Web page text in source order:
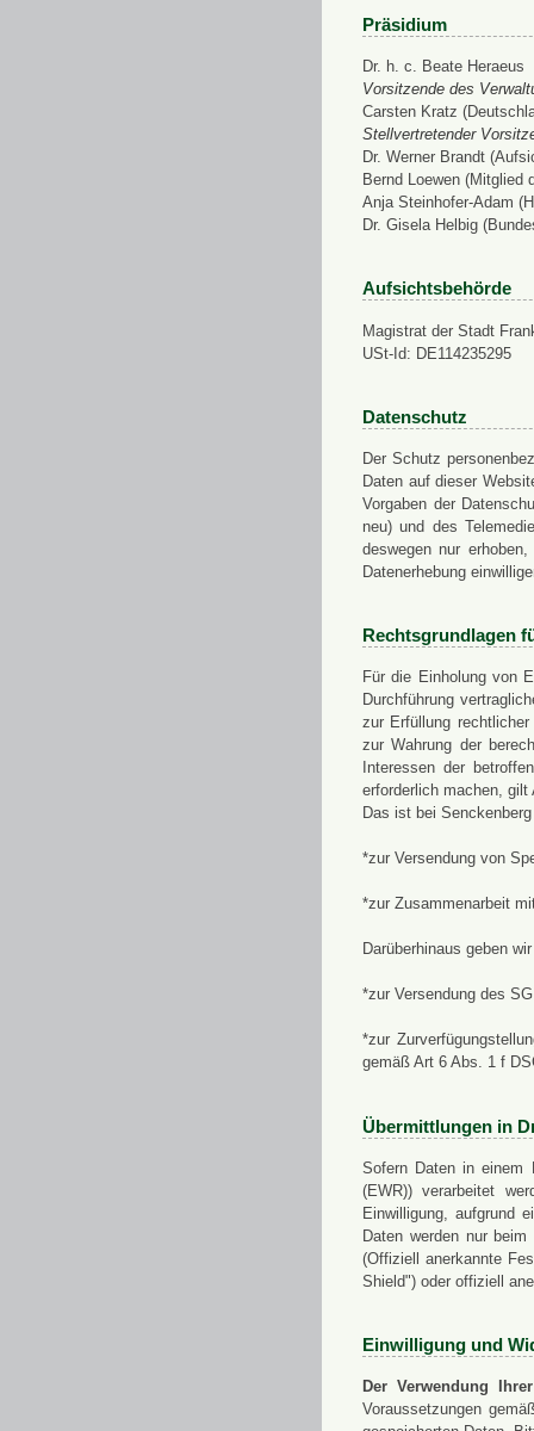
Präsidium
Dr. h. c. Beate Heraeus
Vorsitzende des
Carsten Kratz
Stellvertretender
Dr. Werner Brandt
Bernd Loewen (Mitglied
Anja Steinhofer-Adam
Dr. Gisela Helbig
Aufsichtsbehörde
Magistrat der Stadt
USt-Id: DE114235295
Datenschutz
Der Schutz
Daten auf dieser
Vorgaben der
neu) und des
deswegen nur
Datenerhebung
Rechtsgrundlagen
Für die Einholung von
Durchführung
zur Erfüllung
zur Wahrung der
Interessen der
erforderlich machen,
Das ist bei
*zur Versendung von
*zur Zusammenarbeit
Darüberhinaus geben
*zur Versendung des
*zur
gemäß Art 6 Abs. 1 f
Übermittlungen in
Sofern Daten in einem
(EWR)) verarbeitet
Einwilligung, aufgrund
Daten werden nur
(Offiziell anerkannte
Shield") oder offiziell
Einwilligung und
Der Verwendung
Voraussetzungen